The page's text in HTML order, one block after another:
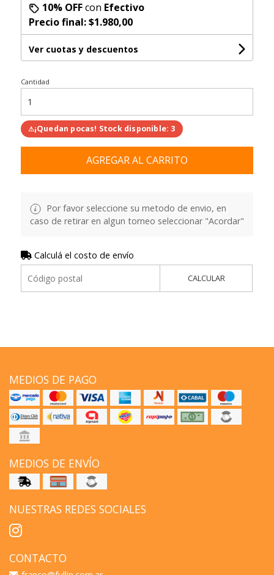
10% OFFcon Efectivo
Precio final:$1.980,00
Ver cuotas y descuentos
Cantidad
⚠¡Quedan pocas! Stock disponible: 3
AGREGAR AL CARRITO
Por favor seleccione su metodo de envio, en
caso de retirar en algun torneo seleccionar "Acordar"
Calculá el costo de envío
CALCULAR
MEDIOS DE PAGO
MEDIOS DE ENVÍO
NUESTRAS REDES SOCIALES
CONTACTO